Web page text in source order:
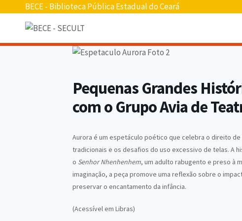
BECE - Biblioteca Pública Estadual do Ceará
Pequenas Grandes
com o Grupo Avia de
Aurora é um espetáculo poético que celebra o direito
tradicionais e os desafios do uso excessivo de telas. A
o Senhor Nhenhenhem, um adulto rabugento e preso à
imaginação, a peça promove uma reflexão sobre o
preservar o encantamento da infância.
(Acessível em Libras)